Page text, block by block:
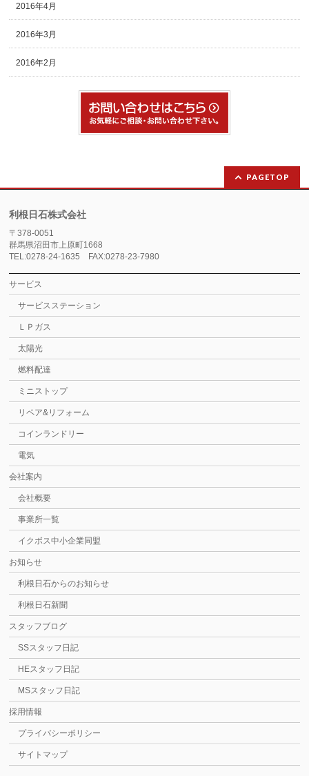
2016年4月
2016年3月
2016年2月
PAGETOP
利根日石株式会社
〒378-0051
群馬県沼田市上原町1668
TEL:0278-24-1635 FAX:0278-23-7980
サービス
サービスステーション
ＬＰガス
太陽光
燃料配達
ミニストップ
リペア&リフォーム
コインランドリー
電気
会社案内
会社概要
事業所一覧
イクボス中小企業同盟
お知らせ
利根日石からのお知らせ
利根日石新聞
スタッフブログ
SSスタッフ日記
HEスタッフ日記
MSスタッフ日記
採用情報
プライバシーポリシー
サイトマップ